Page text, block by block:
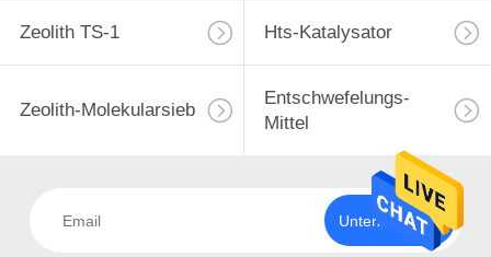
Zeolith TS-1 Hts-Katalysator
Zeolith-Molekularsieb
Entschwefelungs-
Mittel
Unterzeichnen